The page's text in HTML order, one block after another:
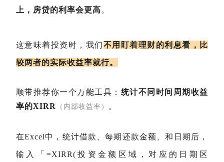
上，房贷的利率会更高。
这意味着投资时，我们不用盯着理财的利息看，比
较两者的实际收益率就行。
顺带推荐你一个万能工具： 统计不同时间周期收益
率的XIRR
（内部收益率） 。
在Excel中，统计借款、每期还款金额、和日期后，
输入「=XIRR(投资金额区域，对应的日期区